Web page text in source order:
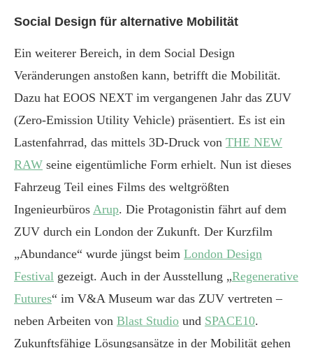
Social Design für alternative Mobilität
Ein weiterer Bereich, in dem Social Design
Veränderungen anstoßen kann, betrifft die Mobilität.
Dazu hat EOOS NEXT im vergangenen Jahr das ZUV
(Zero-Emission Utility Vehicle) präsentiert. Es ist ein
Lastenfahrrad, das mittels 3D-Druck von THE NEW
RAW seine eigentümliche Form erhielt. Nun ist dieses
Fahrzeug Teil eines Films des weltgrößten
Ingenieurbüros Arup. Die Protagonistin fährt auf dem
ZUV durch ein London der Zukunft. Der Kurzfilm
„Abundance“ wurde jüngst beim London Design
Festival gezeigt. Auch in der Ausstellung „Regenerative
Futures“ im V&A Museum war das ZUV vertreten –
neben Arbeiten von Blast Studio und SPACE10.
Zukunftsfähige Lösungsansätze in der Mobilität gehen